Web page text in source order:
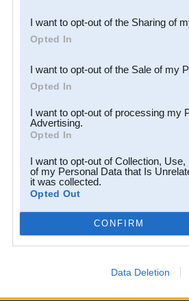
Downstream Participants
third parties.
I want to opt-out of the Sharing of
Opted In
I want to opt-out of the Sale of my
Opted In
I want to opt-out of processing my
Advertising.
Opted In
I want to opt-out of Collection,
of my Personal Data that Is
it was collected.
Opted Out
CONFIRM
Data Deletion